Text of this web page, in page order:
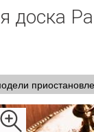
доска